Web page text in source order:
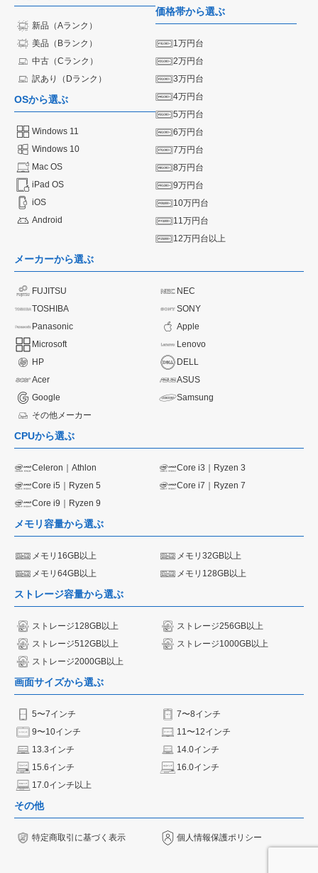
新品（Aランク）
美品（Bランク）
中古（Cランク）
訳あり（Dランク）
OSから選ぶ
Windows 11
Windows 10
Mac OS
iPad OS
iOS
Android
価格帯から選ぶ
1万円台
2万円台
3万円台
4万円台
5万円台
6万円台
7万円台
8万円台
9万円台
10万円台
11万円台
12万円台以上
メーカーから選ぶ
FUJITSU
NEC
TOSHIBA
SONY
Panasonic
Apple
Microsoft
Lenovo
HP
DELL
Acer
ASUS
Google
Samsung
その他メーカー
CPUから選ぶ
Celeron｜Athlon
Core i3｜Ryzen 3
Core i5｜Ryzen 5
Core i7｜Ryzen 7
Core i9｜Ryzen 9
メモリ容量から選ぶ
メモリ16GB以上
メモリ32GB以上
メモリ64GB以上
メモリ128GB以上
ストレージ容量から選ぶ
ストレージ128GB以上
ストレージ256GB以上
ストレージ512GB以上
ストレージ1000GB以上
ストレージ2000GB以上
画面サイズから選ぶ
5〜7インチ
7〜8インチ
9〜10インチ
11〜12インチ
13.3インチ
14.0インチ
15.6インチ
16.0インチ
17.0インチ以上
その他
特定商取引に基づく表示 個人情報保護ポリシー